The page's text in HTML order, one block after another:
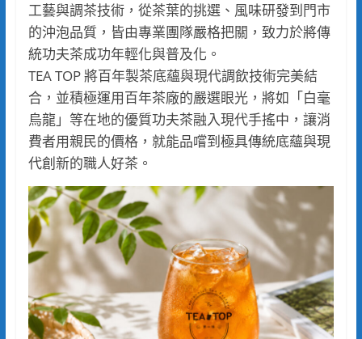
工藝與調茶技術，從茶葉的挑選、風味研發到門市
的沖泡品質，皆由專業團隊嚴格把關，致力於將傳
統功夫茶成功年輕化與普及化。
TEA TOP 將百年製茶底蘊與現代調飲技術完美結
合，並積極運用百年茶廠的嚴選眼光，將如「白毫
烏龍」等在地的優質功夫茶融入現代手搖中，讓消
費者用親民的價格，就能品嚐到極具傳統底蘊與現
代創新的職人好茶。